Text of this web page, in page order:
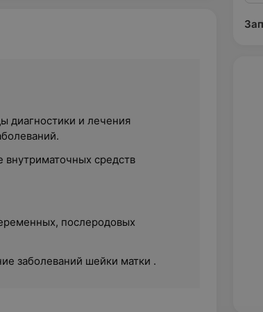
диагностики и лечения
внутриматочных средств
послеродовых
заболеваний шейки матки .